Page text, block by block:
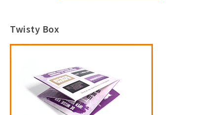
Twisty Box